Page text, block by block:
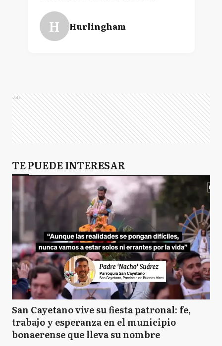
H Hurlingham
Ads
TE PUEDE INTERESAR
San Cayetano vive su fiesta patronal: fe,
trabajo y esperanza en el municipio
bonaerense que lleva su nombre